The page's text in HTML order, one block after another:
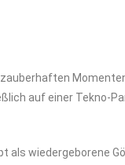
auf einer Tekno-
als wiedergeborene